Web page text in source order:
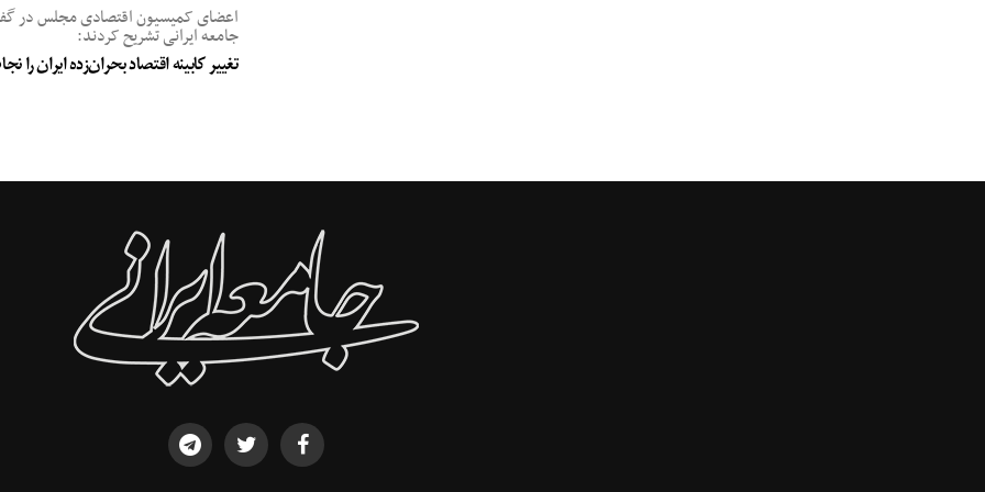
اعضای کمیسیون اقتصادی مجلس در
جامعه ایرانی تشریح کردند:
تغییر کابینه اقتصاد بحران‌زده ایران را